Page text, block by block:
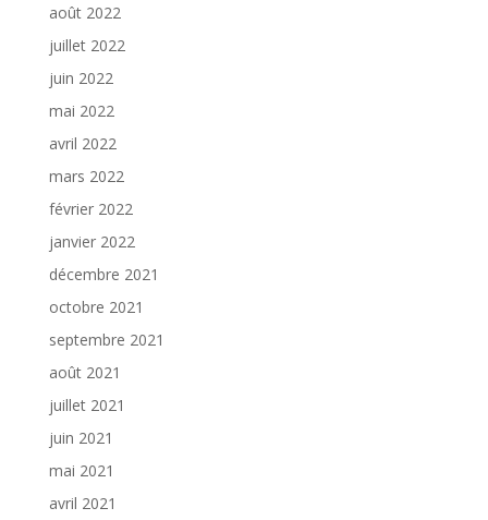
août 2022
juillet 2022
juin 2022
mai 2022
avril 2022
mars 2022
février 2022
janvier 2022
décembre 2021
octobre 2021
septembre 2021
août 2021
juillet 2021
juin 2021
mai 2021
avril 2021